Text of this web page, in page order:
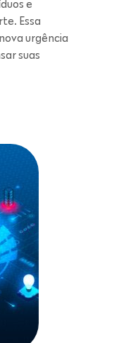
e
Essa
urgência
suas